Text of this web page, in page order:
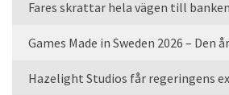
Fares skrattar hela vägen till
Hazelight Studios får regeringens